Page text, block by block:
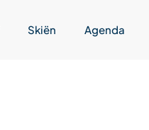
Skiën Agenda